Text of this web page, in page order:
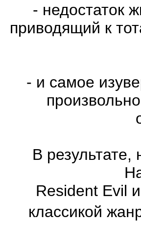
- недостаток
приводящий к
- и самое
В результате,
Resident Evil
классикой